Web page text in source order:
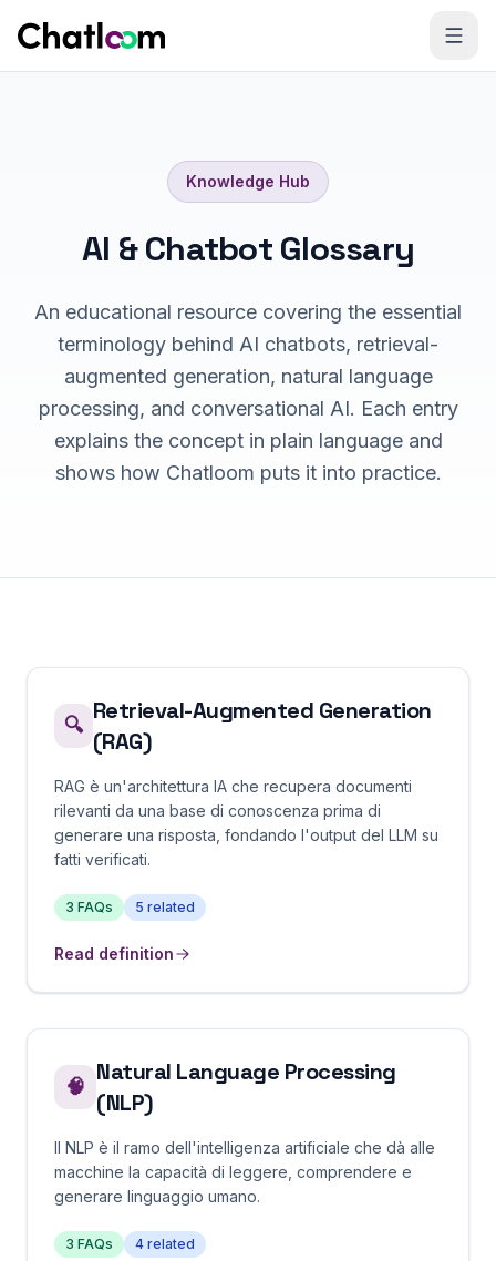
Knowledge Hub
AI & Chatbot Glossary
An educational resource covering the essential
terminology behind AI chatbots, retrieval-
augmented generation, natural language
processing, and conversational AI. Each entry
explains the concept in plain language and
shows how Chatloom puts it into practice.
🔍
Retrieval-Augmented Generation
(RAG)
RAG è un'architettura IA che recupera documenti
rilevanti da una base di conoscenza prima di
generare una risposta, fondando l'output del LLM su
fatti verificati.
3 FAQs 5 related
Read definition
🧠
Natural Language Processing
(NLP)
Il NLP è il ramo dell'intelligenza artificiale che dà alle
macchine la capacità di leggere, comprendere e
generare linguaggio umano.
3 FAQs 4 related